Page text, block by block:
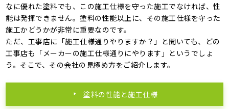
なに優れた塗料でも、この施工仕様を守った施工でなければ、性
能は発揮できません。塗料の性能以上に、その施工仕様を守った
施工かどうかが非常に重要なのです。
ただ、工事店に「施工仕様通りやりますか？」と聞いても、どの
工事店も「メーカーの施工仕様通りにやります」というでしょ
う。そこで、その会社の見極め方をご紹介します。
塗料の性能と施工仕様